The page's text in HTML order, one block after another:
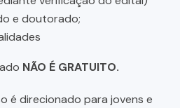
e doutorado;
NÃO É GRATUITO.
é direcionado para jovens e